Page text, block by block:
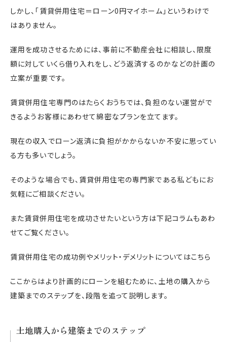
しかし、「賃貸併用住宅＝ローン0円マイホーム」というわけで
はありません。
運用を成功させるためには、事前に不動産会社に相談し、限度
額に対していくら借り入れをし、どう返済するのかなどの計画の
立案が重要です。
賃貸併用住宅専門のはたらくおうちでは、負担のない運営がで
きるようお客様にあわせて綿密なプランを立てます。
現在の収入でローン返済に負担がかからないか不安に思ってい
る方も多いでしょう。
そのような場合でも、賃貸併用住宅の専門家である私どもにお
気軽にご相談ください。
また賃貸併用住宅を成功させたいという方は下記コラムもあわ
せてご覧ください。
賃貸併用住宅の成功例やメリット・デメリットについてはこちら
ここからはより計画的にローンを組むために、土地の購入から
建築までのステップを、段階を追って説明します。
土地購入から建築までのステップ